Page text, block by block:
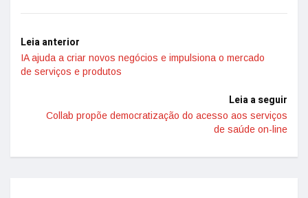
Leia anterior
IA ajuda a criar novos negócios e impulsiona o mercado
de serviços e produtos
Leia a seguir
Collab propõe democratização do acesso aos serviços
de saúde on-line